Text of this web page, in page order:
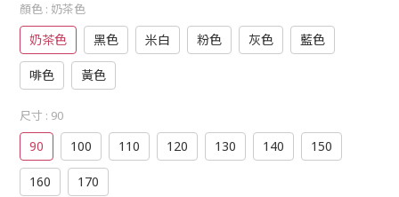
顏色 : 奶茶色
奶茶色 黑色 米白 粉色 灰色 藍色
啡色 黃色
尺寸 : 90
90 100 110 120 130 140 150
160 170